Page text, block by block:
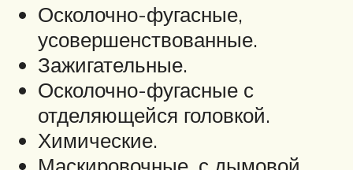
Осколочно-фугасные,
усовершенствованные.
Зажигательные.
Осколочно-фугасные с
отделяющейся головкой.
Химические.